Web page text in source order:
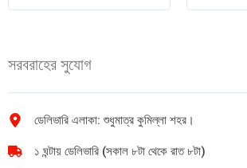
ফ্রেশ
quantity
মিনি
সরবরাহের সুযোগ
ডেলিভারি এলাকা: শুধুমাত্র কুমিল্লা শহর।
১ ঘন্টায় ডেলিভারি (সকাল ৮টা থেকে রাত ৮টা)